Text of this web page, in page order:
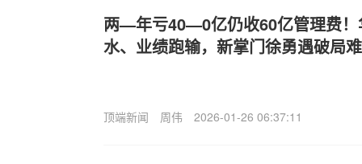
两—年亏40—0亿仍收60亿管理费！
水、业绩跑输，新掌门徐勇遇破局难
顶端新闻 周伟 2026-01-26 06:37:11